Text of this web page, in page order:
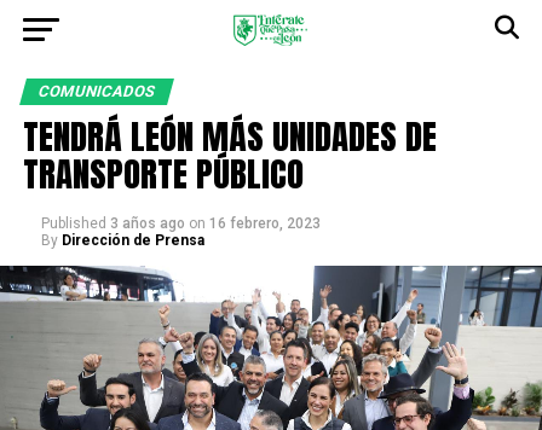
COMUNICADOS
TENDRÁ LEÓN MÁS UNIDADES DE
TRANSPORTE PÚBLICO
Published 3 años ago on 16 febrero, 2023
By Dirección de Prensa